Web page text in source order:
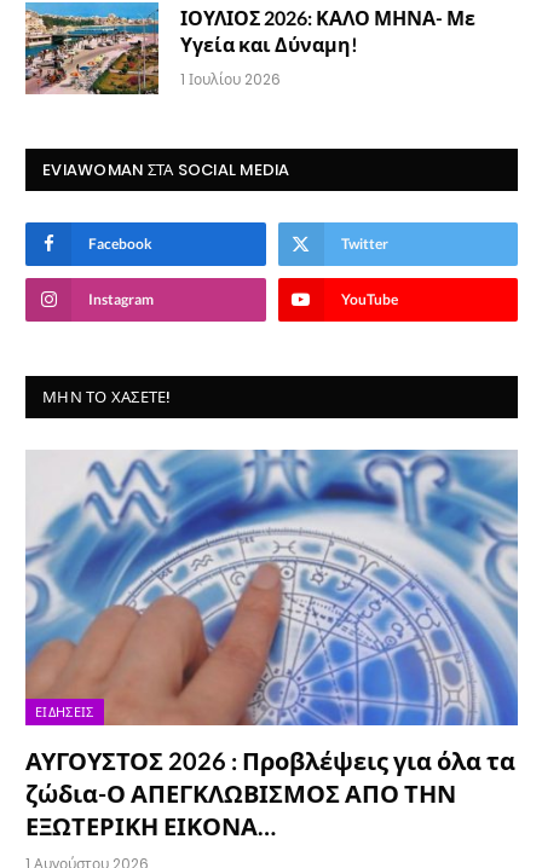
ΙΟΥΛΙΟΣ 2026: ΚΑΛΟ ΜΗΝΑ- Με
Υγεία και Δύναμη!
1 Ιουλίου 2026
EVIAWOMAN ΣΤΑ SOCIAL MEDIA
Facebook Twitter
Instagram YouTube
ΜΗΝ ΤΟ ΧΆΣΕΤΕ!
ΕΙΔΉΣΕΙΣ
ΑΥΓΟΥΣΤΟΣ 2026 : Προβλέψεις για όλα τα
ζώδια-Ο ΑΠΕΓΚΛΩΒΙΣΜΟΣ ΑΠΟ ΤΗΝ
ΕΞΩΤΕΡΙΚΗ ΕΙΚΟΝΑ…